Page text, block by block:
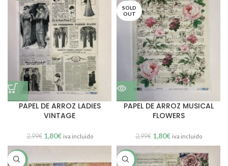
PAPEL DE ARROZ LADIES
VINTAGE
2,99€ 1,80€ iva incluido
SOLD
OUT
PAPEL DE ARROZ MUSICAL
FLOWERS
2,99€ 1,80€ iva incluido
SALE SALE